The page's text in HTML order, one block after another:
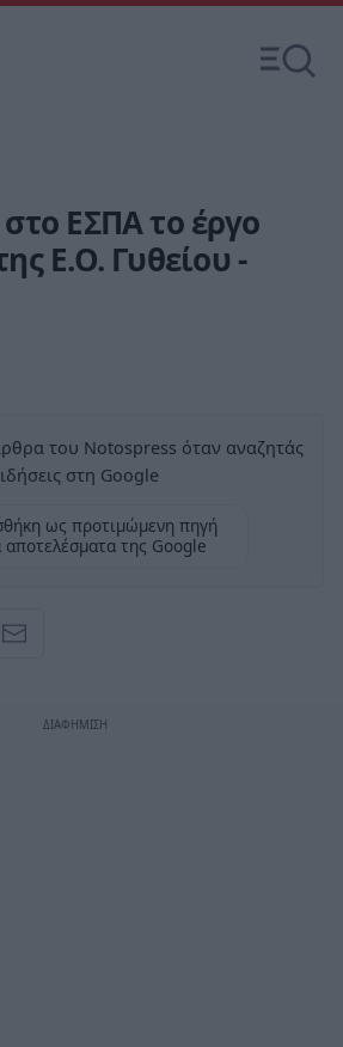
ΕΣΠΑ το έργο
Ε.Ο. Γυθείου -
του Notospress όταν αναζητάς
στη Google
ως προτιμώμενη πηγή
αποτελέσματα της Google